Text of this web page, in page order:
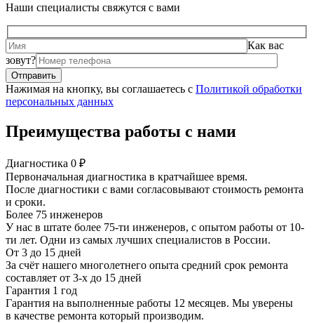
Наши специалисты свяжутся с вами
Как вас
зовут?
Нажимая на кнопку, вы соглашаетесь с Политикой обработки
персональных данных
Преимущества работы с нами
Диагностика 0 ₽
Первоначальная диагностика в кратчайшее время.
После диагностики с вами согласовывают стоимость ремонта
и сроки.
Более 75 инженеров
У нас в штате более 75-ти инженеров, с опытом работы от 10-
ти лет. Одни из самых лучших специалистов в России.
От 3 до 15 дней
За счёт нашего многолетнего опыта средний срок ремонта
составляет от 3-х до 15 дней
Гарантия 1 год
Гарантия на выполненные работы 12 месяцев. Мы уверены
в качестве ремонта который производим.